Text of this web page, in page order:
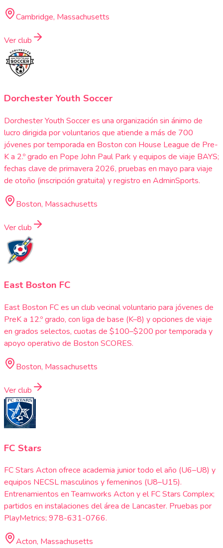
Cambridge, Massachusetts
Ver club
Dorchester Youth Soccer
Dorchester Youth Soccer es una organización sin ánimo de
lucro dirigida por voluntarios que atiende a más de 700
jóvenes por temporada en Boston con House League de Pre-
K a 2.º grado en Pope John Paul Park y equipos de viaje BAYS;
fechas clave de primavera 2026, pruebas en mayo para viaje
de otoño (inscripción gratuita) y registro en AdminSports.
Boston, Massachusetts
Ver club
East Boston FC
East Boston FC es un club vecinal voluntario para jóvenes de
PreK a 12.º grado, con liga de base (K–8) y opciones de viaje
en grados selectos, cuotas de $100–$200 por temporada y
apoyo operativo de Boston SCORES.
Boston, Massachusetts
Ver club
FC Stars
FC Stars Acton ofrece academia junior todo el año (U6–U8) y
equipos NECSL masculinos y femeninos (U8–U15).
Entrenamientos en Teamworks Acton y el FC Stars Complex;
partidos en instalaciones del área de Lancaster. Pruebas por
PlayMetrics; 978-631-0766.
Acton, Massachusetts